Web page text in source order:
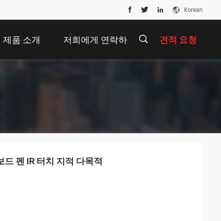
Korean
제품 소개 저희에게 연락하 견적 요청
펜 IR 터치 지적 다목적